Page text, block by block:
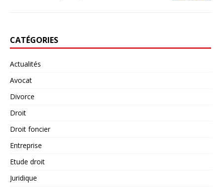
CATÉGORIES
Actualités
Avocat
Divorce
Droit
Droit foncier
Entreprise
Etude droit
Juridique